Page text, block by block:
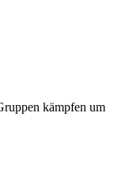
kämpfen um